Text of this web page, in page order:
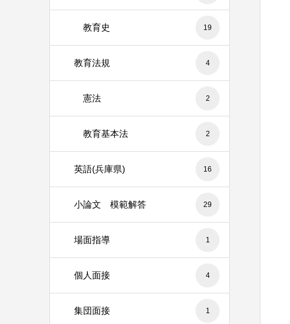
教育史 19
教育法規 4
憲法 2
教育基本法 2
英語(兵庫県) 16
小論文 模範解答 29
場面指導 1
個人面接 4
集団面接 1